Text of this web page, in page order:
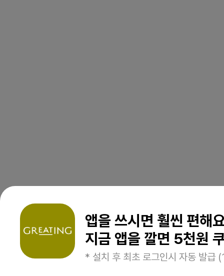
앱을 쓰시면 훨씬 편해
지금 앱을 깔면 5천원
* 설치 후 최초 로그인시 자동 발급